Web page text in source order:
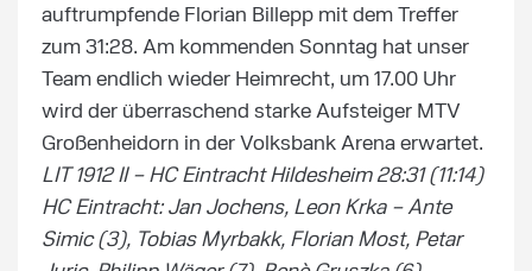
auftrumpfende Florian Billepp mit dem Treffer
zum 31:28. Am kommenden Sonntag hat unser
Team endlich wieder Heimrecht, um 17.00 Uhr
wird der überraschend starke Aufsteiger MTV
Großenheidorn in der Volksbank Arena erwartet.
LIT 1912 II – HC Eintracht Hildesheim 28:31 (11:14)
HC Eintracht: Jan Jochens, Leon Krka – Ante
Simic (3), Tobias Myrbakk, Florian Most, Petar